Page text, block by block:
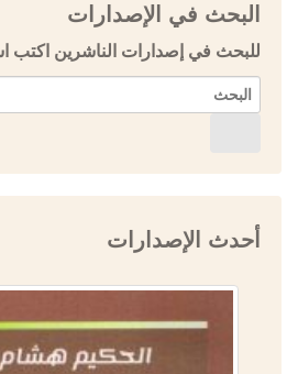
البحث في الإصدارات
للبحث في إصدارات الناشرين اكتب
أحدث الإصدارات